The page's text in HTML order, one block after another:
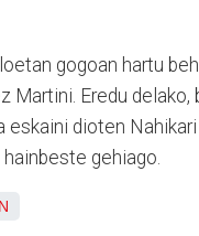
gogoan hartu
Martini. Eredu
eskaini dioten
gehiago.